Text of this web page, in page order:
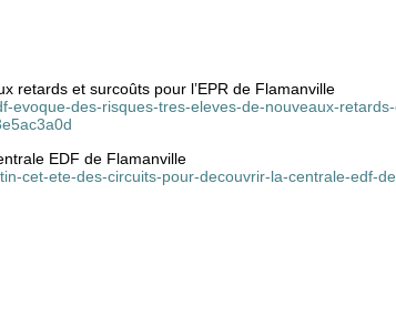
retards et surcoûts pour l’EPR de Flamanville
evoque-des-risques-tres-eleves-de-nouveaux-
EDF de Flamanville
cet-ete-des-circuits-pour-decouvrir-la-centrale-edf-